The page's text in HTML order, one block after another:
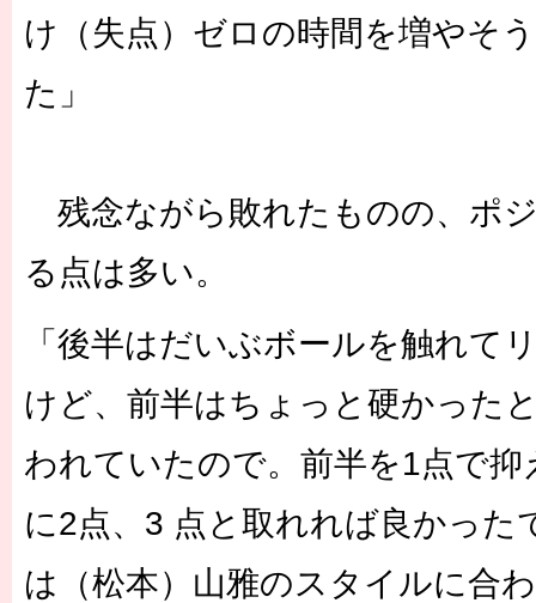
け（失点）ゼロの時間を増やそ
た」
残念ながら敗れたものの、ポ
る点は多い。
「後半はだいぶボールを触れて
けど、前半はちょっと硬かった
われていたので。前半を1点で
に2点、3 点と取れれば良かった
は（松本）山雅のスタイルに合